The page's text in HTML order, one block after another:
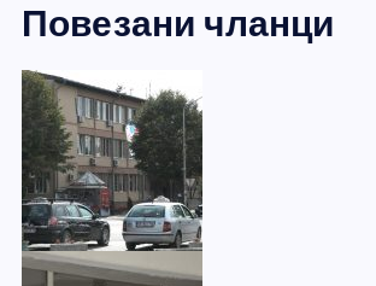
c
e
b
o
o
k
ss
n
g
er
itt er at ss
Повезани чланци